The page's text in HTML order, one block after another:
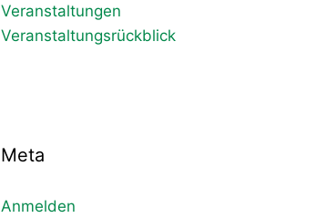
Veranstaltungen
Veranstaltungsrückblick
Meta
Anmelden